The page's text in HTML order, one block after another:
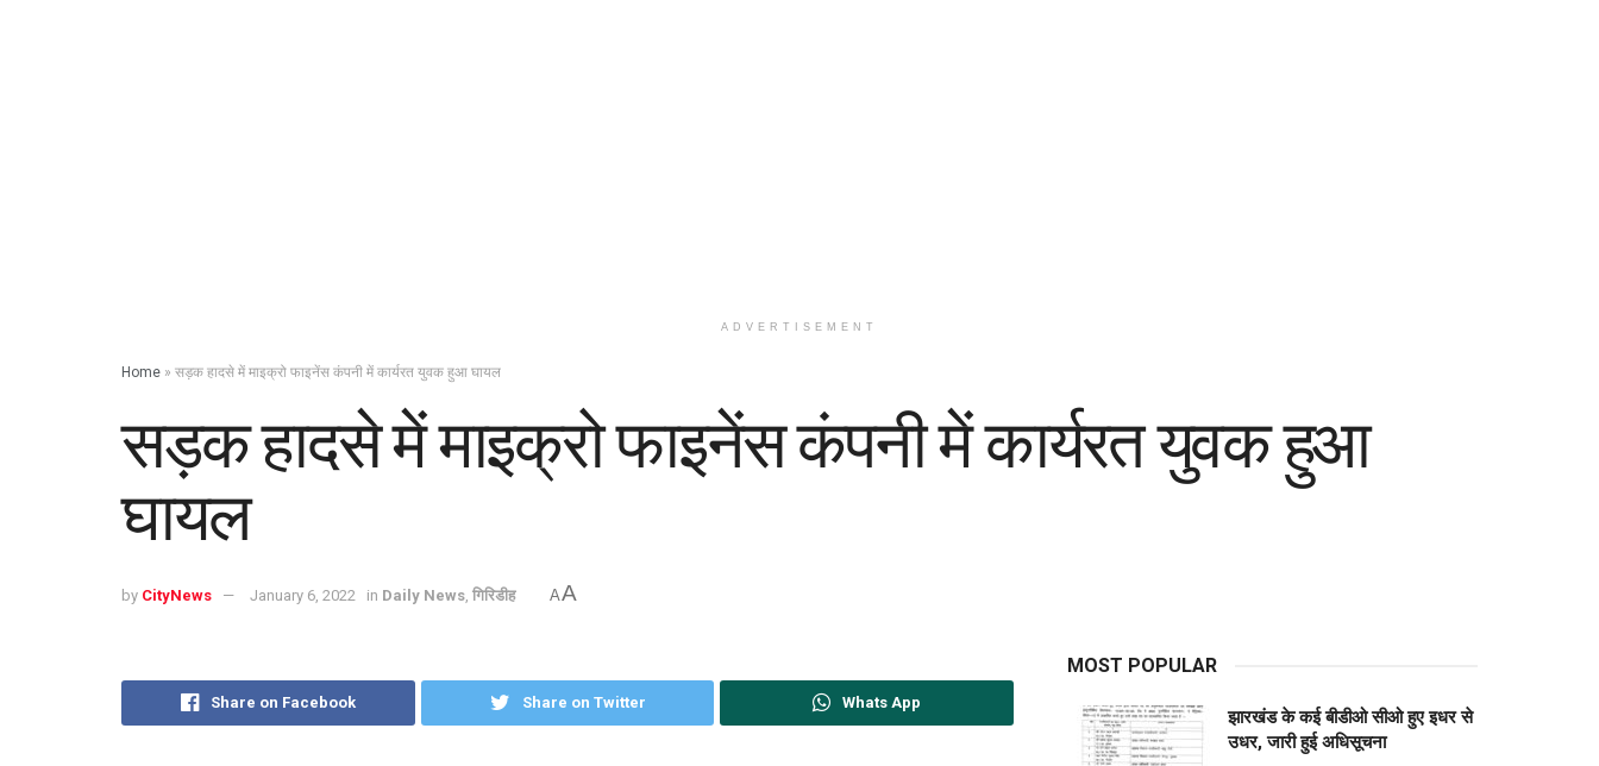
ADVERTISEMENT
Home » सड़क हादसे में माइक्रो फाइनेंस कंपनी में कार्यरत युवक हुआ घायल
सड़क हादसे में माइक्रो फाइनेंस कंपनी में कार्यरत युवक हुआ
घायल
by CityNews January 6, 2022 in Daily News, गिरिडीह AA
Share on Facebook Share on Twitter Whats App
MOST POPULAR
झारखंड के कई बीडीओ सीओ हुए इधर से
उधर, जारी हुई अधिसूचना